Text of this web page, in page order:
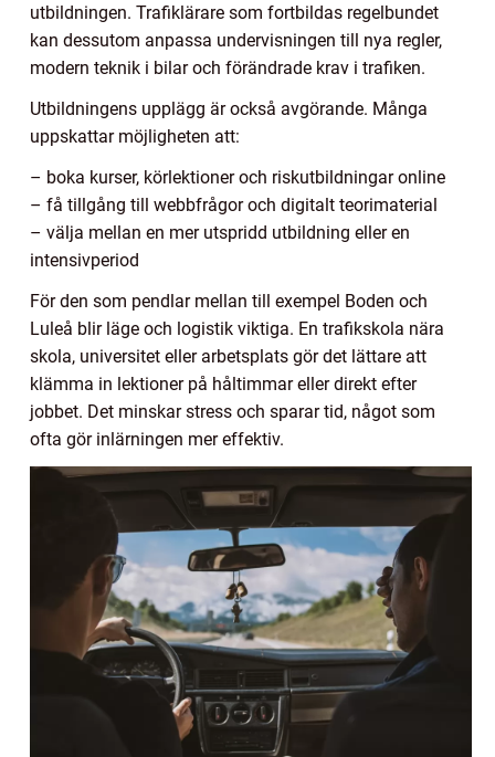
utbildningen. Trafiklärare som fortbildas regelbundet
kan dessutom anpassa undervisningen till nya regler,
modern teknik i bilar och förändrade krav i trafiken.
Utbildningens upplägg är också avgörande. Många
uppskattar möjligheten att:
– boka kurser, körlektioner och riskutbildningar online
– få tillgång till webbfrågor och digitalt teorimaterial
– välja mellan en mer utspridd utbildning eller en
intensivperiod
För den som pendlar mellan till exempel Boden och
Luleå blir läge och logistik viktiga. En trafikskola nära
skola, universitet eller arbetsplats gör det lättare att
klämma in lektioner på håltimmar eller direkt efter
jobbet. Det minskar stress och sparar tid, något som
ofta gör inlärningen mer effektiv.